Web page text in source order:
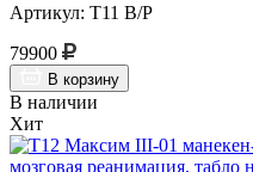
Артикул: Т11 В/Р
79900
В корзину
В наличии
Хит